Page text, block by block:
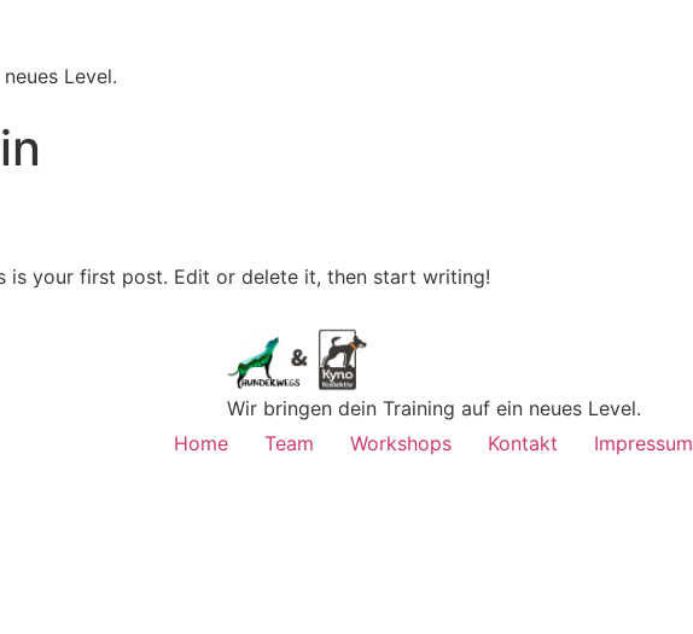
Level.
is your first post. Edit or delete it, then start writing!
Wir bringen dein Training auf ein neues Level.
Home
Team Workshops Kontakt Impressum